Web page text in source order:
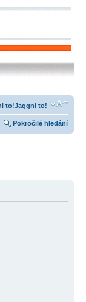
Jaggni to!
Pokročilé hledání